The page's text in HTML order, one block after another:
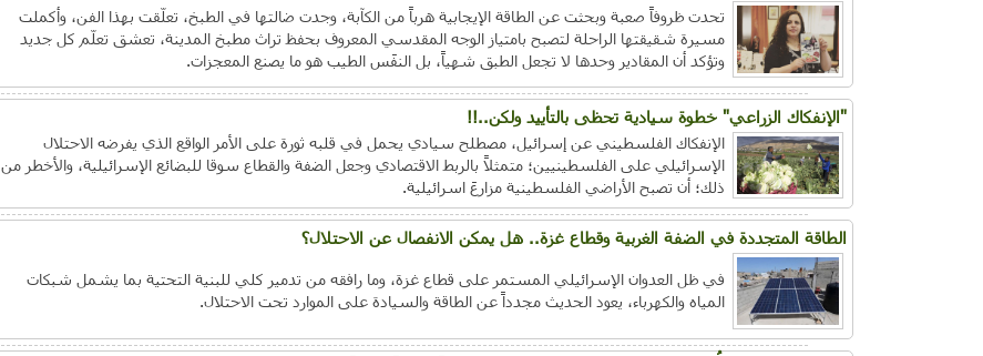
تحدت ظروفاً صعبة وبحثت عن الطاقة الإيجابية هرباً من الكآبة، وجدت ضالتها في الطبخ، تعلّقت بهذا الفن، وأكملت
مسيرة شقيقتها الراحلة لتصبح بامتياز الوجه المقدسي المعروف بحفظ تراث مطبخ المدينة، تعشق تعلّم كل جديد
وتؤكد أن المقادير وحدها لا تجعل الطبق شهياً، بل النفَس الطيب هو ما يصنع المعجزات.
"الإنفكاك الزراعي" خطوة سيادية تحظى بالتأييد ولكن..!!
الإنفكاك الفلسطيني عن إسرائيل، مصطلح سيادي يحمل في قلبه ثورة على الأمر الواقع الذي يفرضه الاحتلال
الإسرائيلي على الفلسطينيين؛ متمثلاً بالربط الاقتصادي وجعل الضفة والقطاع سوقا للبضائع الإسرائيلية، والأخطر من
ذلك؛ أن تصبح الأراضي الفلسطينية مزارعَ اسرائيلية.
الطاقة المتجددة في الضفة الغربية وقطاع غزة.. هل يمكن الانفصال عن الاحتلال؟
في ظل العدوان الإسرائيلي المستمر على قطاع غزة، وما رافقه من تدمير كلي للبنية التحتية بما يشمل شبكات
المياه والكهرباء، يعود الحديث مجدداً عن الطاقة والسيادة على الموارد تحت الاحتلال.